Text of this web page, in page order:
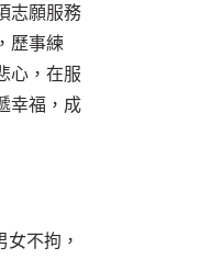
志願服務
歷事練
心，在服
幸福，成
不拘，